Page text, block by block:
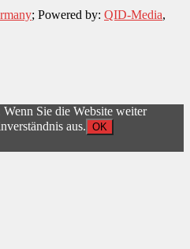
; Powered by: QID-Media,
Sie die Website weiter
aus. OK